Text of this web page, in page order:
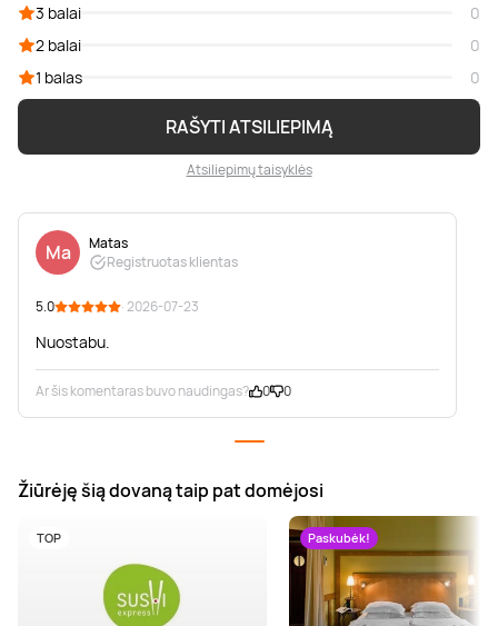
RAŠYTI ATSILIEPIMĄ
Atsiliepimų taisyklės
3 balai
0
2 balai
0
1 balas
0
Ma
Matas
Registruotas klientas
5.0 · 2026-07-23
Nuostabu.
Ar šis komentaras buvo naudingas? 0 0
Žiūrėję šią dovaną taip pat domėjosi
TOP Paskubėk!